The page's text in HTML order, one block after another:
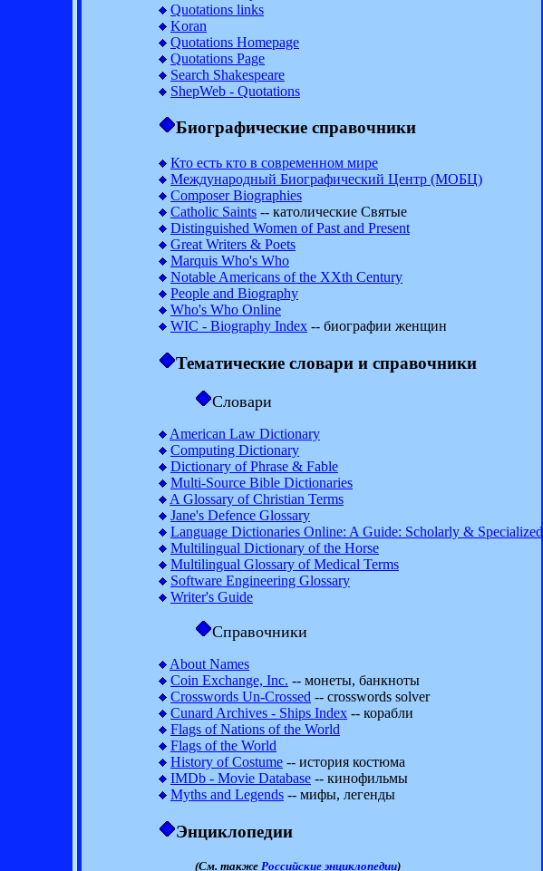
Quotations links
Koran
Quotations Homepage
Quotations Page
Search Shakespeare
ShepWeb - Quotations
Биографические справочники
Кто есть кто в современном мире
Международный Биографический Центр (МОБЦ)
Composer Biographies
Catholic Saints -- католические Святые
Distinguished Women of Past and Present
Great Writers & Poets
Marquis Who's Who
Notable Americans of the XXth Century
People and Biography
Who's Who Online
WIC - Biography Index -- биографии женщин
Тематические словари и справочники
Словари
American Law Dictionary
Computing Dictionary
Dictionary of Phrase & Fable
Multi-Source Bible Dictionaries
A Glossary of Christian Terms
Jane's Defence Glossary
Language Dictionaries Online: A Guide: Scholarly & Specialized
Multilingual Dictionary of the Horse
Multilingual Glossary of Medical Terms
Software Engineering Glossary
Writer's Guide
Справочники
About Names
Coin Exchange, Inc. -- монеты, банкноты
Crosswords Un-Crossed -- crosswords solver
Cunard Archives - Ships Index -- корабли
Flags of Nations of the World
Flags of the World
History of Costume -- история костюма
IMDb - Movie Database -- кинофильмы
Myths and Legends -- мифы, легенды
Энциклопедии
(См. также Российские энциклопедии)